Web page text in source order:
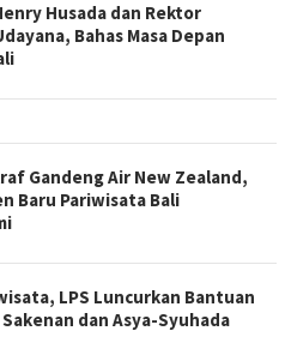
Husada dan Rektor
Bahas Masa Depan
Gandeng Air New Zealand,
Baru Pariwisata Bali
LPS Luncurkan Bantuan
dan Asya-Syuhada